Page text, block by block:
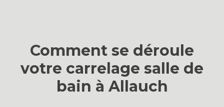
Comment se déroule
votre carrelage salle de
bain à Allauch